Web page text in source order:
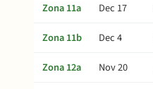
Zona 11a
Dec 17
Zona 11b
Dec 4
Zona 12a
Nov 20